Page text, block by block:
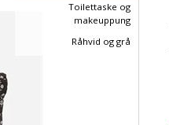
Toilettaske og
makeuppung
Råhvid og grå